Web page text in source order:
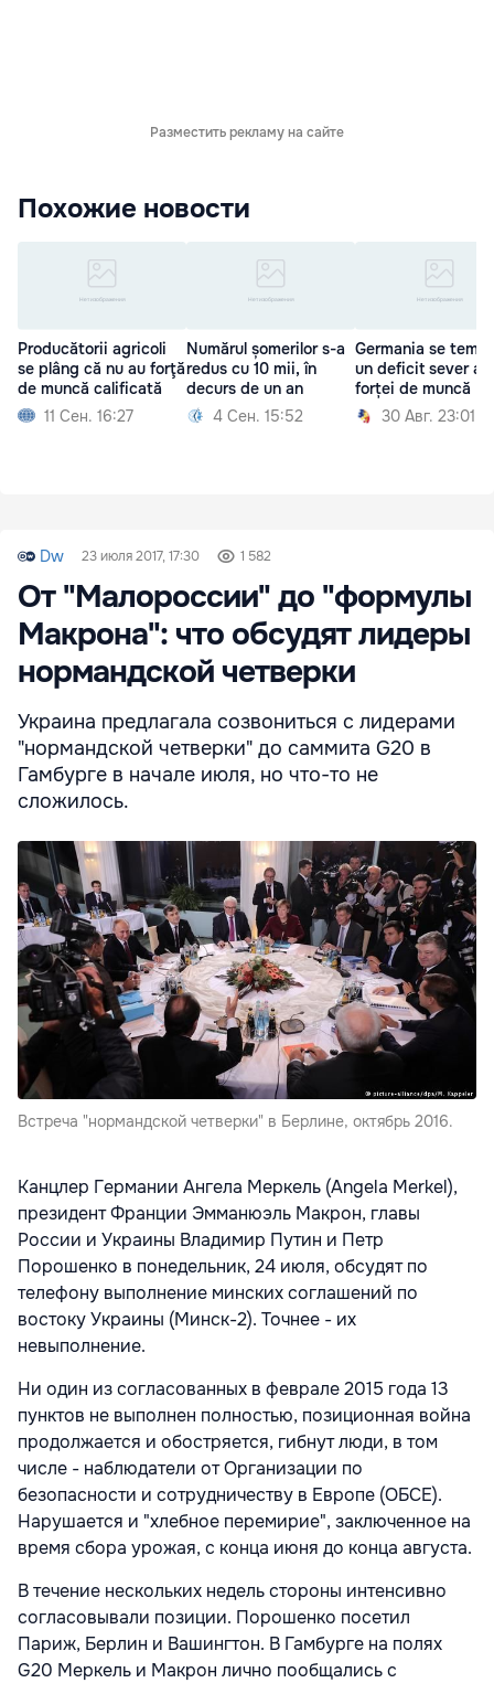
Разместить рекламу на сайте
Похожие новости
Producătorii agricoli
se plâng că nu au forţă
de muncă calificată
11 Сен. 16:27
Numărul șomerilor s-a
redus cu 10 mii, în
decurs de un an
4 Сен. 15:52
Germania se teme
un deficit sever al
forței de muncă
30 Авг. 23:01
Dw 23 июля 2017, 17:30 1 582
От "Малороссии" до "формулы
Макрона": что обсудят лидеры
нормандской четверки
Украина предлагала созвониться с лидерами
"нормандской четверки" до саммита G20 в
Гамбурге в начале июля, но что-то не
сложилось.
Встреча "нормандской четверки" в Берлине, октябрь 2016.
Канцлер Германии Ангела Меркель (Angela Merkel),
президент Франции Эмманюэль Макрон, главы
России и Украины Владимир Путин и Петр
Порошенко в понедельник, 24 июля, обсудят по
телефону выполнение минских соглашений по
востоку Украины (Минск-2). Точнее - их
невыполнение.
Ни один из согласованных в феврале 2015 года 13
пунктов не выполнен полностью, позиционная война
продолжается и обостряется, гибнут люди, в том
числе - наблюдатели от Организации по
безопасности и сотрудничеству в Европе (ОБСЕ).
Нарушается и "хлебное перемирие", заключенное на
время сбора урожая, с конца июня до конца августа.
В течение нескольких недель стороны интенсивно
согласовывали позиции. Порошенко посетил
Париж, Берлин и Вашингтон. В Гамбурге на полях
G20 Меркель и Макрон лично пообщались с